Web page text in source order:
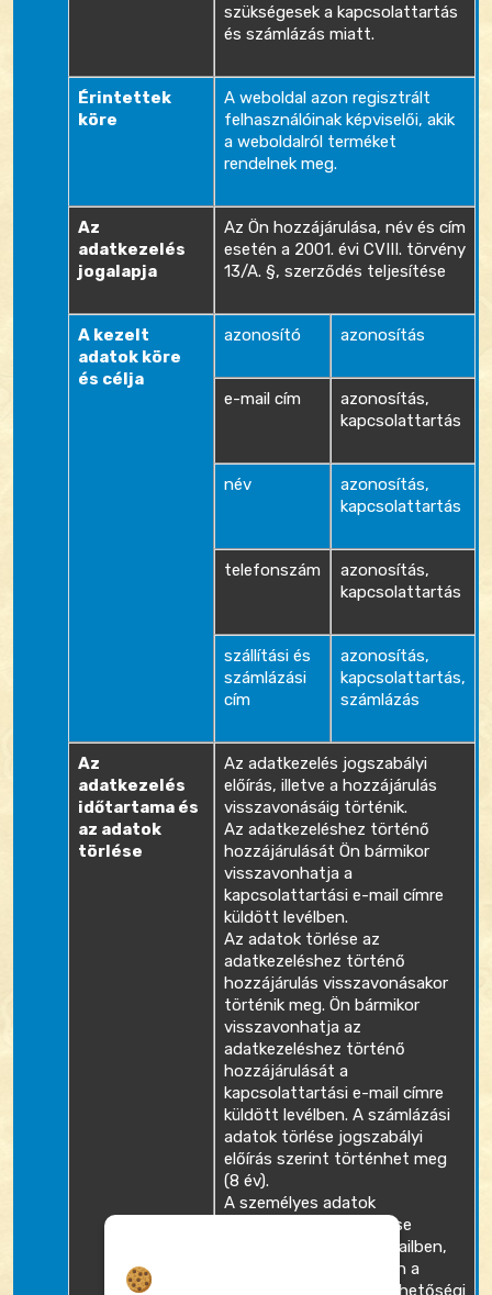
szükségesek a kapcsolattartás
és számlázás miatt.
Érintettek
köre
A weboldal azon regisztrált
felhasználóinak képviselői, akik
a weboldalról terméket
rendelnek meg.
Az
adatkezelés
jogalapja
Az Ön hozzájárulása, név és cím
esetén a 2001. évi CVIII. törvény
13/A. §, szerződés teljesítése
A kezelt
adatok köre
és célja
azonosító azonosítás
e-mail cím
azonosítás,
kapcsolattartás
név
azonosítás,
kapcsolattartás
telefonszám
azonosítás,
kapcsolattartás
szállítási és
számlázási
cím
azonosítás,
kapcsolattartás,
számlázás
Az
adatkezelés
időtartama és
az adatok
törlése
Az adatkezelés jogszabályi
előírás, illetve a hozzájárulás
visszavonásáig történik.
Az adatkezeléshez történő
hozzájárulását Ön bármikor
visszavonhatja a
kapcsolattartási e-mail címre
küldött levélben.
Az adatok törlése az
adatkezeléshez történő
hozzájárulás visszavonásakor
történik meg. Ön bármikor
visszavonhatja az
adatkezeléshez történő
hozzájárulását a
kapcsolattartási e-mail címre
küldött levélben. A számlázási
adatok törlése jogszabályi
előírás szerint történhet meg
(8 év).
A személyes adatok
módosítása vagy törlése
kezdeményezhető e-mailben,
telefonon vagy levélben a
fentebb megadott elérhetőségi